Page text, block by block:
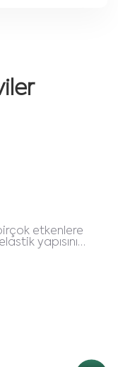
ortasında
görünümde